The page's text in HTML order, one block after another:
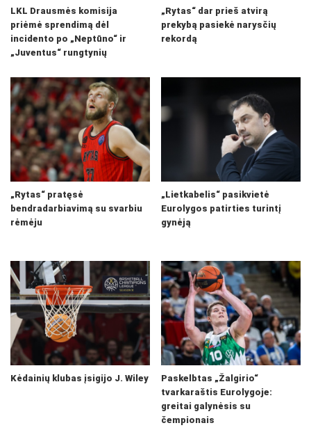
LKL Drausmės komisija
priėmė sprendimą dėl
incidento po „Neptūno“ ir
„Juventus“ rungtynių
„Rytas“ dar prieš atvirą
prekybą pasiekė narysčių
rekordą
„Rytas“ pratęsė
bendradarbiavimą su svarbiu
rėmėju
„Lietkabelis“ pasikvietė
Eurolygos patirties turintį
gynėją
Kėdainių klubas įsigijo J. Wiley
Paskelbtas „Žalgirio“
tvarkaraštis Eurolygoje:
greitai galynėsis su
čempionais